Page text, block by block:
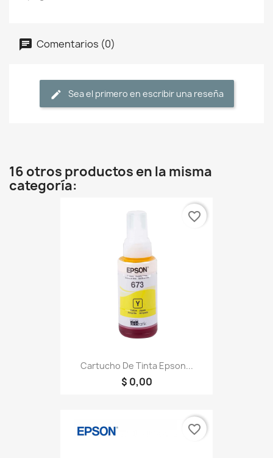
Comentarios (0)
Sea el primero en escribir una reseña
16 otros productos en la misma
categoría:
Cartucho De Tinta Epson...
$ 0,00
favorite_border
favorite_border